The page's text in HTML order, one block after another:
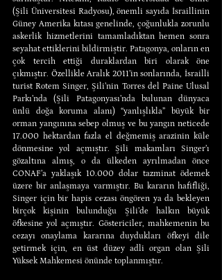
(Şili Üniversitesi Radyosu), önemli sayıda İsraillinin
Güney Amerika kıtası genelinde, çoğunlukla zorunlu
askerlik hizmetlerini tamamladıktan hemen sonra
seyahat ettiklerini bildirmiştir. Patagonya, onların en
çok tercih ettiği duraklardan biri olarak öne
çıkmıştır. Özellikle Aralık 2011’in sonlarında, İsrailli
turist Rotem Singer, Şili’nin Torres del Paine Ulusal
Parkı’nda (Şili Patagonyası’nda bulunan dünyaca
ünlü doğa koruma alanı) “yanlışlıkla” büyük bir
orman yangınına sebep olmuş ve bu yangın neticede
17.000 hektardan fazla el değmemiş arazinin küle
dönmesine yol açmıştır. Şili makamları Singer’ı
gözaltına almış, o da ülkeden ayrılmadan önce
CONAF’a yaklaşık 10.000 dolar tazminat ödemek
üzere bir anlaşmaya varmıştır. Bu kararın hafifliği,
Singer için bir hapis cezası öngören ya da bekleyen
birçok kişinin bulunduğu Şili’de halkın büyük
öfkesine yol açmıştır. Göstericiler, mahkemenin bu
cezayı onaylama kararına duydukları öfkeyi dile
getirmek için, en üst düzey adli organ olan Şili
Yüksek Mahkemesi önünde toplanmıştır.